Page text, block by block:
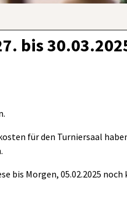
bis
für den Turniersaal
bis Morgen, 05.02.2025